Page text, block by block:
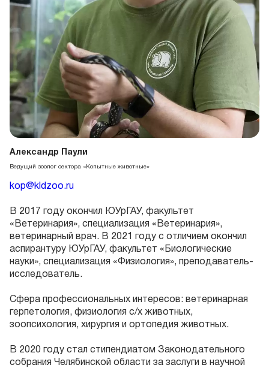
Александр Паули
Ведущий зоолог сектора «Копытные животные»
kop@kldzoo.ru
В 2017 году окончил ЮУрГАУ, факультет
«Ветеринария», специализация «Ветеринария»,
ветеринарный врач. В 2021 году с отличием окончил
аспирантуру ЮУрГАУ, факультет «Биологические
науки», специализация «Физиология», преподаватель-
исследователь.
Сфера профессиональных интересов: ветеринарная
герпетология, физиология с/х животных,
зоопсихология, хирургия и ортопедия животных.
В 2020 году стал стипендиатом Законодательного
собрания Челябинской области за заслуги в научной